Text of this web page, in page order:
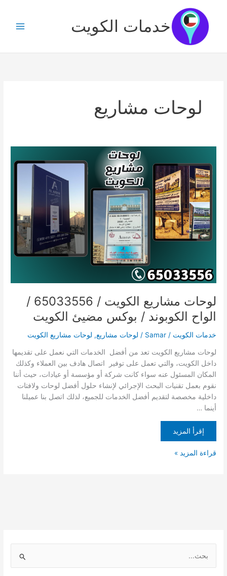
المحتوى
خدمات الكويت
لوحات مشاريع
لوحات مشاريع الكويت / 65033556 /
الواح الكوبوند / بوكس مضيئ الكويت
خدمات الكويت /
Samar
/ لوحات مشاريع, لوحات مشاريع الكويت
لوحات مشاريع الكويت تعد من أفضل الخدمات التي نعمل على تقديمها
داخل الكويت، والتي تعمل على توفير اتصال هادف بين العملاء وكذلك
المكان المسئول عنه سواء كانت شركة أو مؤسسة أو عيادات، حيث أننا
نقوم بعمل تقنيات البحث الإجرائي لإنشاء حلول أفضل لوحات ولافتات
داخلية مخصصة لتقديم أفضل الخدمات للجميع، لذلك اتصل بنا عميلنا
أينما …
إقرأ المزيد
مشاريع
الكويت
65033556
الواح
الكوبوند
الكويت
قراءة المزيد »